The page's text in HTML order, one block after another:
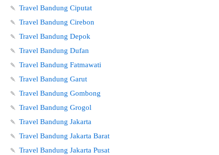
🍡 Travel Bandung Ciputat
🍡 Travel Bandung Cirebon
🍡 Travel Bandung Depok
🍡 Travel Bandung Dufan
🍡 Travel Bandung Fatmawati
🍡 Travel Bandung Garut
🍡 Travel Bandung Gombong
🍡 Travel Bandung Grogol
🍡 Travel Bandung Jakarta
🍡 Travel Bandung Jakarta Barat
🍡 Travel Bandung Jakarta Pusat